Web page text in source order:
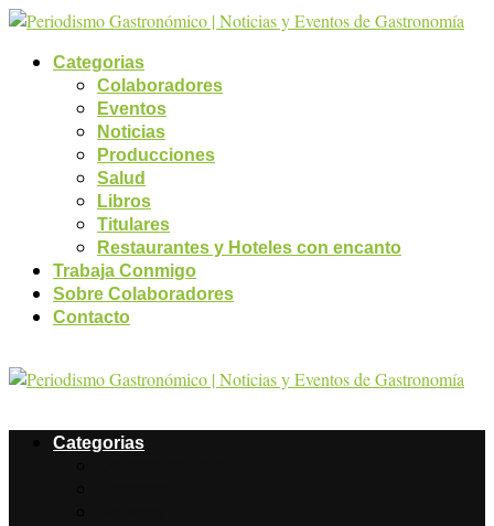
Categorias
Colaboradores
Eventos
Noticias
Producciones
Salud
Libros
Titulares
Restaurantes y Hoteles con encanto
Trabaja Conmigo
Sobre Colaboradores
Contacto
Categorias